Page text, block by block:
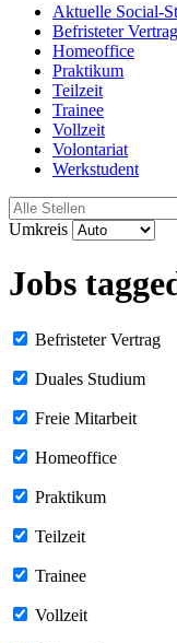
Aktuelle Social-
Befristeter Vertrag
Homeoffice
Praktikum
Teilzeit
Trainee
Vollzeit
Volontariat
Werkstudent
Umkreis
Jobs
Befristeter Vertrag
Duales Studium
Freie Mitarbeit
Homeoffice
Praktikum
Teilzeit
Trainee
Vollzeit